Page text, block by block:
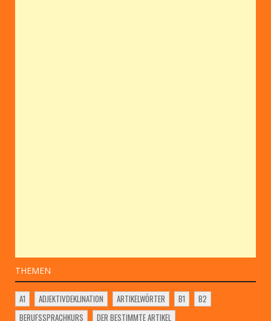
THEMEN
A1 ADJEKTIVDEKLINATION ARTIKELWÖRTER B1
B2
BERUFSSPRACHKURS
DER BESTIMMTE ARTIKEL